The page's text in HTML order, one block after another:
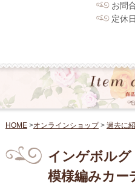
お問
定休
HOME>オンラインショップ> 過去に
インゲボルグ
模様編みカー